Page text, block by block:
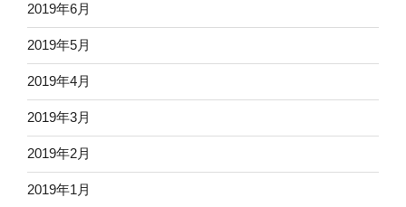
2019年6月
2019年5月
2019年4月
2019年3月
2019年2月
2019年1月